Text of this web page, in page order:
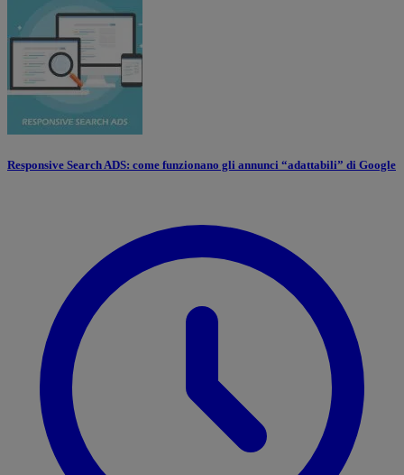
Responsive Search ADS: come funzionano gli annunci “adattabili” di Google